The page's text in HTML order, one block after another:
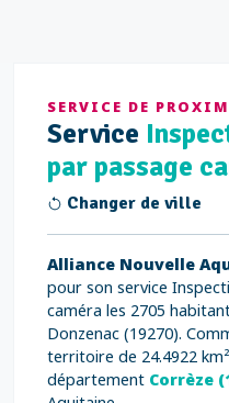
SERVICE DE
Service
par passage
Changer de ville
Alliance Nouvelle
pour son service
caméra les 2705
Donzenac (19270).
territoire de 24.4922
département Corrèze